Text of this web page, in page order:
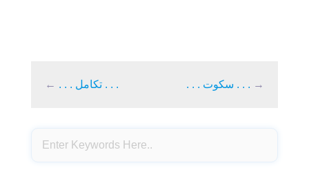
← . . . تکامل . . . . . . سکوت . . . →